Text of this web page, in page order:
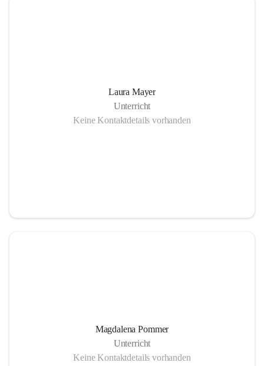
Laura Mayer
Unterricht
Keine Kontaktdetails vorhanden
Magdalena Pommer
Unterricht
Keine Kontaktdetails vorhanden